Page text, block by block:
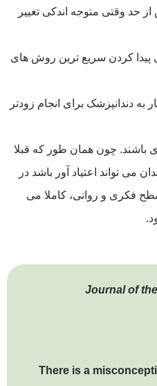
حد وقتی متوجه اندکی تغییر
پیدا کردن سریع ‌ترین روش ‌های
به دندانپزشک برای انجام زودتر
باشند. چون همان ‌طور که قبلا
می تواند اعتیاد آور باشد در
فکری و روانی، کاملا می
Journal of
“There is a